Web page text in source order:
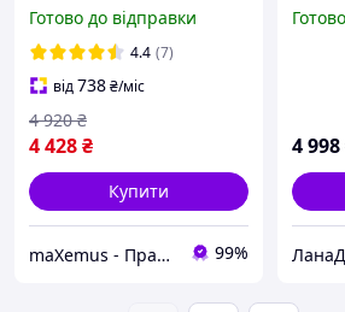
дорослих (навантаження
до 100 кг)
Готово до відправки
4.4 (7)
від738₴/міс
4 428₴
4 920 ₴
Купити
maXemus - Працюємо по максимуму 99%
4 998